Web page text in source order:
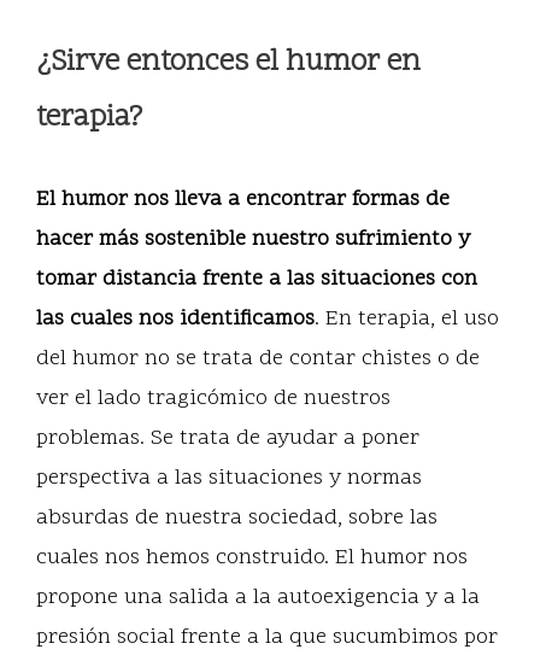
¿Sirve entonces el humor en
terapia?
El humor nos lleva a encontrar formas de
hacer más sostenible nuestro sufrimiento y
tomar distancia frente a las situaciones con
las cuales nos identificamos. En terapia, el uso
del humor no se trata de contar chistes o de
ver el lado tragicómico de nuestros
problemas. Se trata de ayudar a poner
perspectiva a las situaciones y normas
absurdas de nuestra sociedad, sobre las
cuales nos hemos construido. El humor nos
propone una salida a la autoexigencia y a la
presión social frente a la que sucumbimos por